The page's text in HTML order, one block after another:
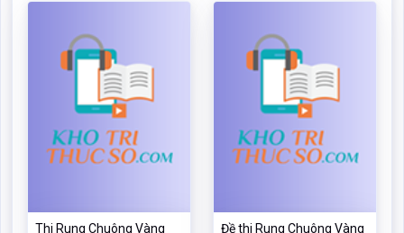
Thi Rung Chuông Vàng
Đề thi Rung Chuông Vàng